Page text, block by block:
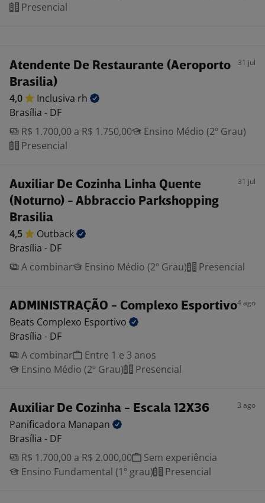
Presencial
Atendente De Restaurante (Aeroporto
Brasilia)
31 jul
4,0 Inclusiva rh
Brasília - DF
R$ 1.700,00 a R$ 1.750,00
Ensino Médio (2º Grau)
Presencial
Auxiliar De Cozinha Linha Quente
(Noturno) - Abbraccio Parkshopping
Brasilia
31 jul
4,5
Outback
Brasília - DF
A combinar
Ensino Médio (2º Grau) Presencial
ADMINISTRAÇÃO - Complexo Esportivo4 ago
Beats Complexo Esportivo
Brasília - DF
A combinar
Entre 1 e 3 anos
Ensino Médio (2º Grau)
Presencial
Auxiliar De Cozinha - Escala 12X36 3 ago
Panificadora Manapan
Brasília - DF
R$ 1.700,00 a R$ 2.000,00
Sem experiência
Ensino Fundamental (1º grau)
Presencial